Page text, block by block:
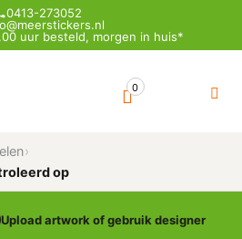
0413-273052
uur besteld, morgen in huis*
0
›
op
Upload artwork of gebruik designer